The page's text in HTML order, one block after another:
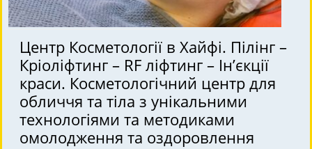
Центр Косметології в Хайфі. Пілінг –
Кріоліфтинг – RF ліфтинг – Ін’єкції
краси. Косметологічний центр для
обличчя та тіла з унікальними
технологіями та методиками
омолодження та оздоровлення